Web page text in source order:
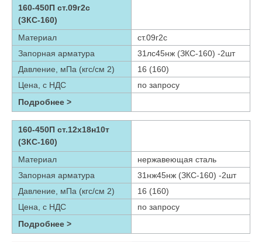
160-450П ст.09г2с
(ЗКС-160)
Материал
ст.09г2с
Запорная арматура
31лс45нж (ЗКС-160) -2шт
Давление, мПа (кгс/см 2)
16 (160)
Цена, с НДС
по запросу
Подробнее >
160-450П ст.12х18н10т
(ЗКС-160)
Материал
нержавеющая сталь
Запорная арматура
31нж45нж (ЗКС-160) -2шт
Давление, мПа (кгс/см 2)
16 (160)
Цена, с НДС
по запросу
Подробнее >